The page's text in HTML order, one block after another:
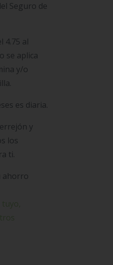
Seguro de
4.75 al
se aplica
y/o
es diaria.
y
los
ti.
ahorro